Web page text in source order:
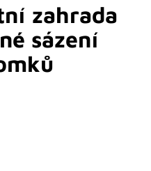
zahrada
sázení